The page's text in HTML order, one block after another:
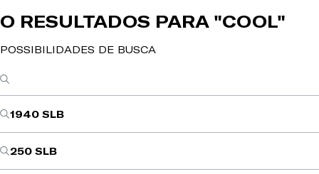
O RESULTADOS PARA "COOL"
POSSIBILIDADES DE BUSCA
1940 SLB
250 SLB